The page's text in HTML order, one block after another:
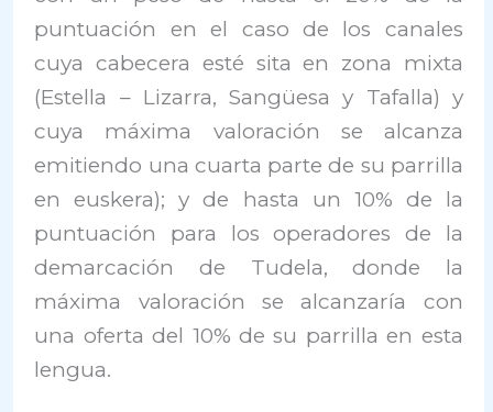
puntuación en el caso de los canales
cuya cabecera esté sita en zona mixta
(Estella – Lizarra, Sangüesa y Tafalla) y
cuya máxima valoración se alcanza
emitiendo una cuarta parte de su parrilla
en euskera); y de hasta un 10% de la
puntuación para los operadores de la
demarcación de Tudela, donde la
máxima valoración se alcanzaría con
una oferta del 10% de su parrilla en esta
lengua.